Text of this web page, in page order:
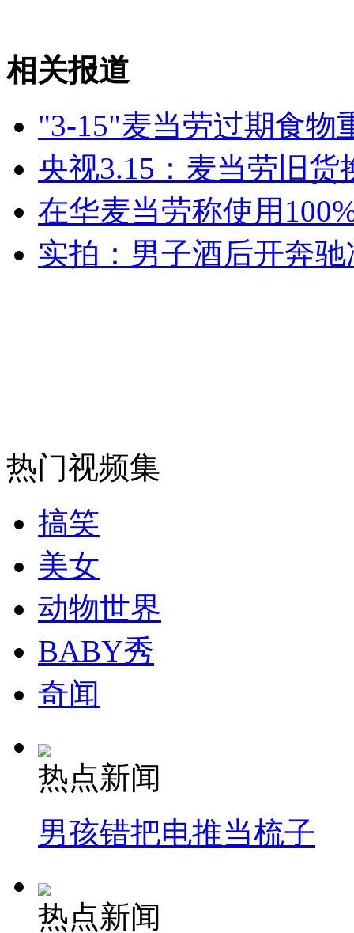
山西运城恶犬咬伤多人 警民合力深夜将其击毙
女孩北京地铁殴打老人 痛下狠手拳打脚踢
无痛分娩是否安全 医生回应
外交部：反对强权政治霸凌主义
走！跟着总书记去植树
消防员救轻生者
纽约上演“枕头大战”
司机酒驾遇交警 急速倒车逃窜
相关报道
"3-15"麦当劳过期食物
央视3.15：麦当劳旧
在华麦当劳称使用
实拍：男子酒后开奔
热门视频集
搞笑
美女
动物世界
BABY秀
奇闻
热点新闻
男孩错把电推当梳子
热点新闻